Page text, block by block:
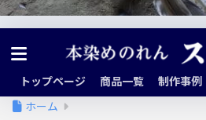
トップページ 商品一覧 制作事例
ホーム